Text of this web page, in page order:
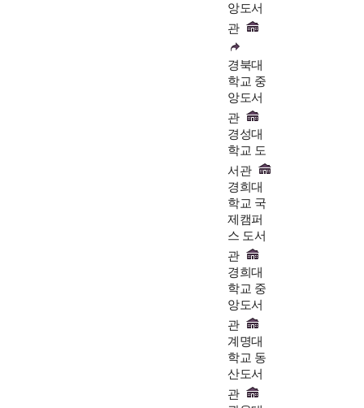
앙도서
관
경북대
학교 중
앙도서
관
경성대
학교 도
서관
경희대
학교 국
제캠퍼
스 도서
관
경희대
학교 중
앙도서
관
계명대
학교 동
산도서
관